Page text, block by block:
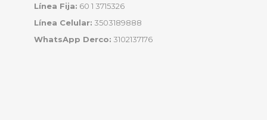
Línea Fija: 60 1 3715326
Línea Celular: 3503189888
WhatsApp Derco: 3102137176